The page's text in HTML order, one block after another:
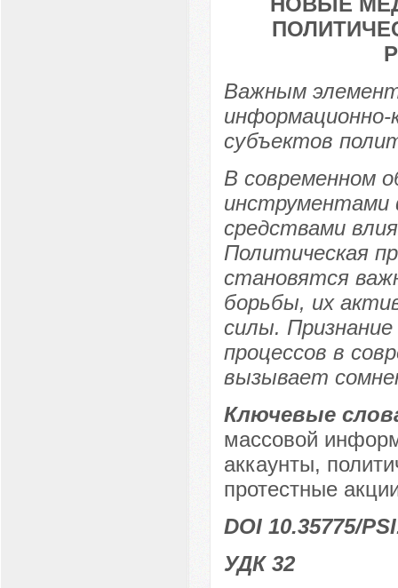
Важным
информационно-
субъектов
В современном
инструментами
средствами
Политическая
становятся
борьбы, их
силы.
процессов в
вызывает
Ключевые
массовой
аккаунты,
протестные
DOI 10.35775/
УДК 32